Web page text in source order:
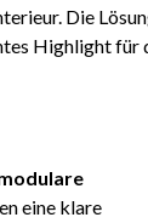
Die
Highlight für
eine klare